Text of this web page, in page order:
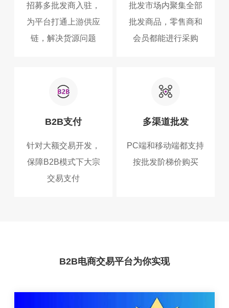
招募多批发商入驻，
为平台打通上游供应
链，解决货源问题
批发市场内聚集全部
批发商品，零售商和
会员都能进行采购
B2B支付
针对大额交易开发，
保障B2B模式下大宗
交易支付
多渠道批发
PC端和移动端都支持
按批发阶梯价购买
B2B电商交易平台为你实现